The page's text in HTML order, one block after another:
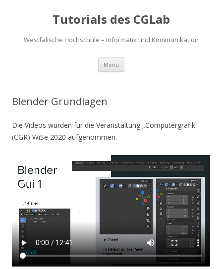
Tutorials des CGLab
Westfälische Hochschule – Informatik und Kommunikation
Menü Zum
springen
Blender Grundlagen
Die Videos wurden für die Veranstaltung „Computergrafik
(CGR) WiSe 2020 aufgenommen.